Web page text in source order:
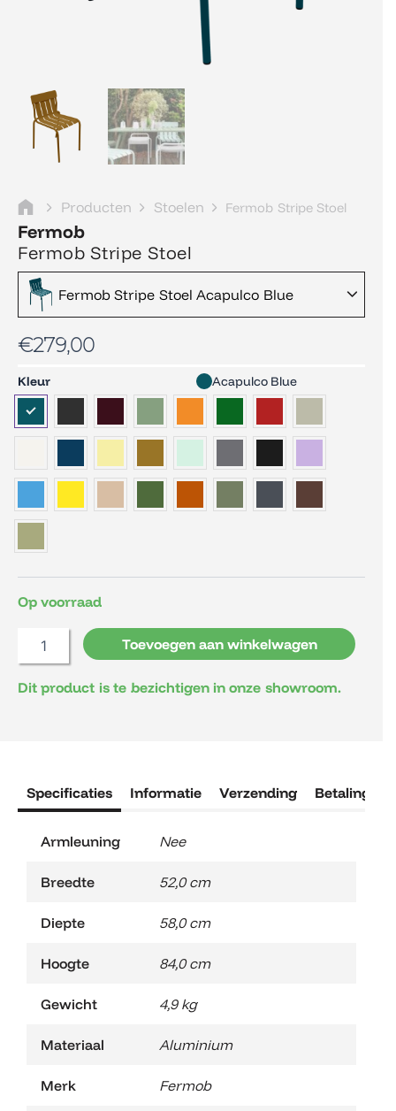
Producten Stoelen Fermob Stripe Stoel
Fermob
Fermob Stripe Stoel
Fermob Stripe Stoel Acapulco Blue
€279,00
Kleur Acapulco Blue
Op voorraad
Fermob
Stripe
Stoel
aantal
Toevoegen aan winkelwagen
Dit product is te bezichtigen in onze showroom.
Specificaties Informatie Verzending Betaling
Armleuning Nee
Breedte 52,0 cm
Diepte 58,0 cm
Hoogte 84,0 cm
Gewicht 4,9 kg
Materiaal Aluminium
Merk Fermob